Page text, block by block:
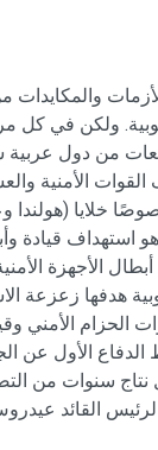
والمكايدات
ولكن في كل
من دول
الأمنية
خلايا (هولندا
استهداف قيادة
الأجهزة
هدفها زعزعة
الأمني
الدفاع الأول
سنوات من
القائد